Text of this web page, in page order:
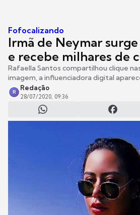
Fofocalizando
Irmã de Neymar
e recebe milhares de
Rafaella Santos compartilhou clique
imagem, a influenciadora digital
R
Redação
28/07/2020, 09:36